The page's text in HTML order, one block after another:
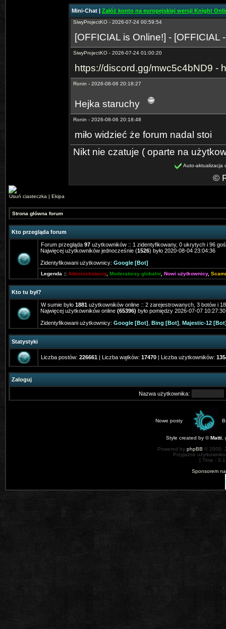
Mini-Chat | Załóż konto na europejskiej wersji Knight
[Prime-MYKO] - [New Server The
SiwyProjectKO- 2026-07-24 00:59:54
[OFFICIAL is Online!] - [OFFICIAL
SiwyProjectKO- 2026-07-24 01:00:20
https://discord.gg/mwc5c4bND9 -
Ronin - 2026-08-06 20:18:27
Hejka staruchy
Ronin - 2026-08-06 20:18:48
miło widzieć że forum nadal stoi
Nikt nie czatuje ( oparte na
Auto-aktualizacja
©
Usuń ciasteczka | Ekipa
Strona główna forum
Kto przegląda forum
Forum przegląda 97 użytkowników :: 1 zidentyfikowany, 0 ukrytych i 96
Najwięcej użytkowników jednocześnie (1526) było 2020-08-04 23:04:36
Zidentyfikowani użytkownicy: Google [Bot]
Legenda :: Administratorzy, Moderatorzy globalni Nowi użytkownicy,
Kto tu był?
W sumie było 1881 użytkowników online :: 2 zarejestrowanych, 3 botów i
Najwięcej użytkowników online (65396) było pomiędzy 2026-07-07
Zidentyfikowani użytkownicy: Google [Bot] Bing [Bot] Majestic-12
Statystyki
Liczba postów: 226661 | Liczba wątków: 17470 | Liczba użytkowników:
Zaloguj
Nazwa użytkownika:
Nowe posty
Style created by ©Matti
Powered by phpBB © 2000,
Przyjazne
[ Time :
Sponsorem